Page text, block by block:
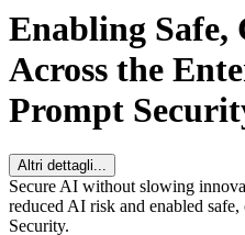
Enabling
Across the
Prompt
Altri dettagli...
Secure AI without slowing
reduced AI risk and enabled
Security.